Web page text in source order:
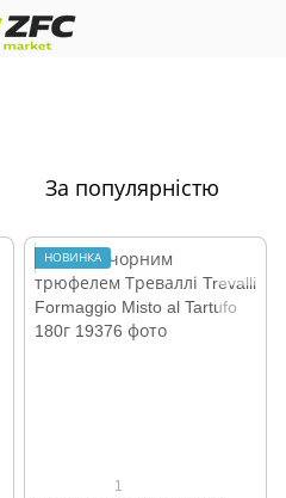
За популярністю
НОВИНКА
1